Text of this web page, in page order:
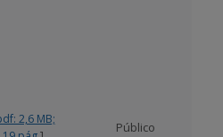
2,6 MB;
Público